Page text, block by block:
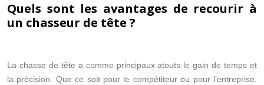
Quels sont les avantages de recourir à
un chasseur de tête ?
La chasse de tête a comme principaux atouts le gain de temps et
la précision. Que ce soit pour le compétiteur ou pour l’entreprise,